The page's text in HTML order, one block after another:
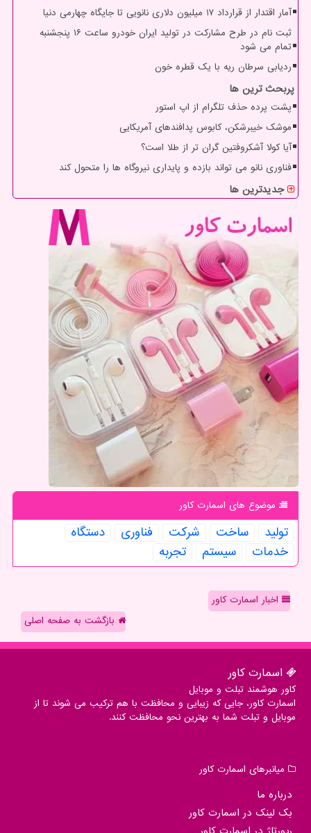
آمار اقتدار از قرارداد ۱۷ میلیون دلاری نانویی تا جایگاه چهارمی دنیا
ثبت نام در طرح مشارکت در تولید ایران خودرو ساعت ۱۶ پنجشنبه
تمام می شود
ردیابی سرطان ریه با یک قطره خون
پربحث ترین ها
پشت پرده حذف تلگرام از اپ استور
موشک خیبرشکن، کابوس پدافندهای آمریکایی
آیا کولا آشکروفتین گران تر از طلا است؟
فناوری نانو می تواند بازده و پایداری نیروگاه ها را متحول کند
جدیدترین ها
موضوع های اسمارت كاور
تولید ساخت شركت فناوری
دستگاه
خدمات
سیستم تجربه
اخبار اسمارت کاور
بازگشت به صفحه اصلی
اسمارت كاور
کاور هوشمند تبلت و موبایل
اسمارت کاور، جایی که زیبایی و محافظت با هم ترکیب می شوند تا از
موبایل و تبلت شما به بهترین نحو محافظت کنند.
میانبرهای اسمارت كاور
درباره ما
بک لینک در اسمارت كاور